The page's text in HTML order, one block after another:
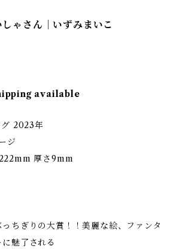
ゃさん｜いずみまいこ
available
グ 2023年
ジ
厚さ9mm
ちぎりの大賞！！美麗な絵、ファンタ
魅了される